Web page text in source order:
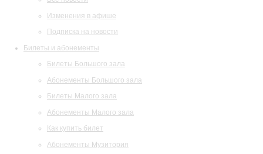
Изменения в афише
Подписка на новости
Билеты и абонементы
Билеты Большого зала
Абонементы Большого зала
Билеты Малого зала
Абонементы Малого зала
Как купить билет
Абонементы Музитория